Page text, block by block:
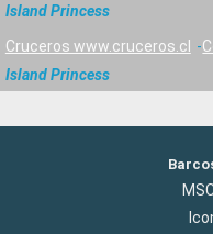
Island Princess
Cruceros www.cruceros.cl
Island Princess